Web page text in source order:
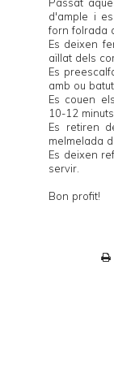
Passat
d'ample i
forn folrada
Es deixen
aïllat dels
Es
amb ou
Es couen els
10-12
Es retiren
melmelada
Es deixen
servir.
Bon profit!